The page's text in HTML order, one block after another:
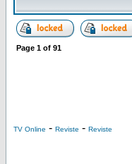
Page 1 of 91
TV Online - Reviste - Reviste